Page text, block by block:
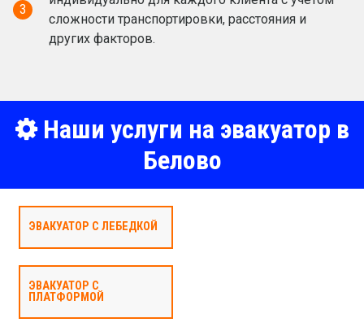
3
сложности транспортировки, расстояния и
других факторов.
Наши услуги на эвакуатор в
Белово
ЭВАКУАТОР С ЛЕБЕДКОЙ
ЭВАКУАТОР С
ПЛАТФОРМОЙ